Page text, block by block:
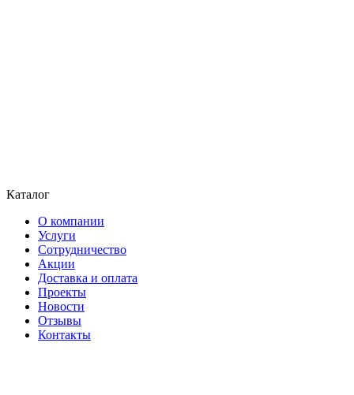
Каталог
О компании
Услуги
Сотрудничество
Акции
Доставка и оплата
Проекты
Новости
Отзывы
Контакты